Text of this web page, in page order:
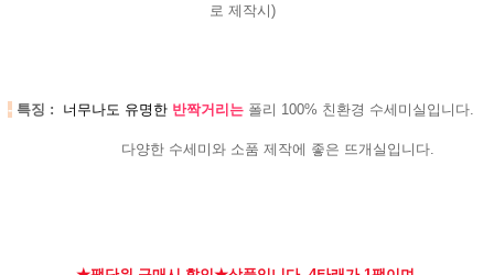
로 제작시)
- 특징 : 너무나도 유명한 반짝거리는 폴리 100% 친환경 수세미실입니다.
다양한 수세미와 소품 제작에 좋은 뜨개실입니다.